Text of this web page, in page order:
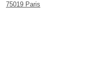
75019 Paris